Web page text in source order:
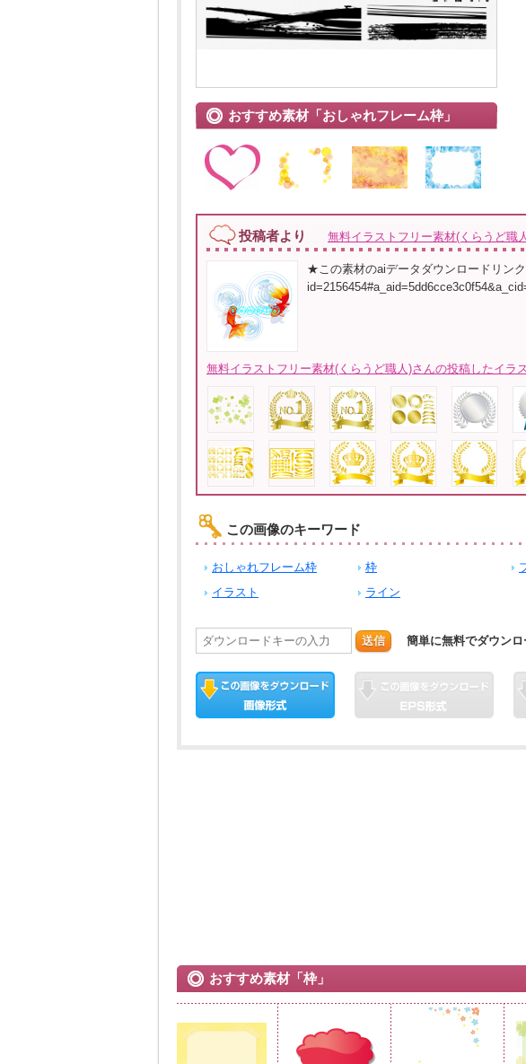
おすすめ素材「おしゃれフレーム枠」
投稿者より 無料イラストフリー素材(くらうど職
★この素材のaiデータダウンロードリン
無料イラストフリー素材(くらうど職人)さんの投稿したイラ
この画像のキーワード
おしゃれフレーム枠 枠
イラスト
ライン
送信 簡単に無料でダウン
おすすめ素材「枠」